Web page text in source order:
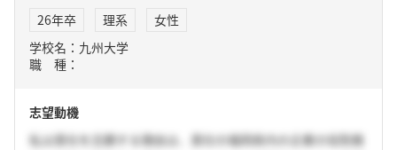
26年卒 理系
女性
学校名：九州大学
職 種：
志望動機
私は貴社を志願する理由は、貴社の福岡県内の企業の役割推